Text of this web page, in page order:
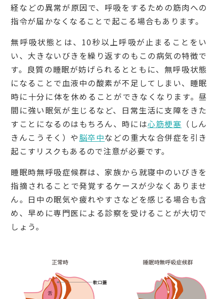
経などの異常が原因で、呼吸をするための筋肉への
指令が届かなくなることで起こる場合もあります。
無呼吸状態とは、10秒以上呼吸が止まることをい
い、大きないびきを繰り返すのもこの病気の特徴で
す。良質の睡眠が妨げられるとともに、無呼吸状態
になることで血液中の酸素が不足してしまい、睡眠
時に十分に体を休めることができなくなります。昼
間に強い眠気が生じるなど、日常生活に支障をきた
すことになるのはもちろん、時には心筋梗塞 （しん
きんこうそく）や 脳卒中などの重大な合併症を引き
起こすリスクもあるので注意が必要です。
睡眠時無呼吸症候群は、家族から就寝中のいびきを
指摘されることで発覚するケースが少なくありませ
ん。日中の眠気や疲れやすさなどを感じる場合も含
め、早めに専門医による診察を受けることが大切で
しょう。